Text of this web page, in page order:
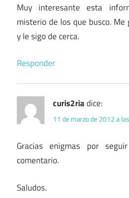
Muy interesante esta
misterio de los que busco.
y le sigo de cerca.
Responder
curis2riadice:
11 de marzo de 2012 a
Gracias enigmas por
comentario.
Saludos.